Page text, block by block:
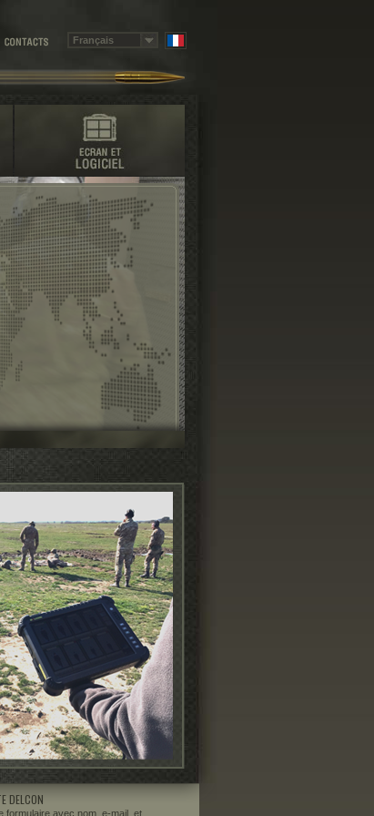
formulaire avec nom, e-mail, et
DELCON